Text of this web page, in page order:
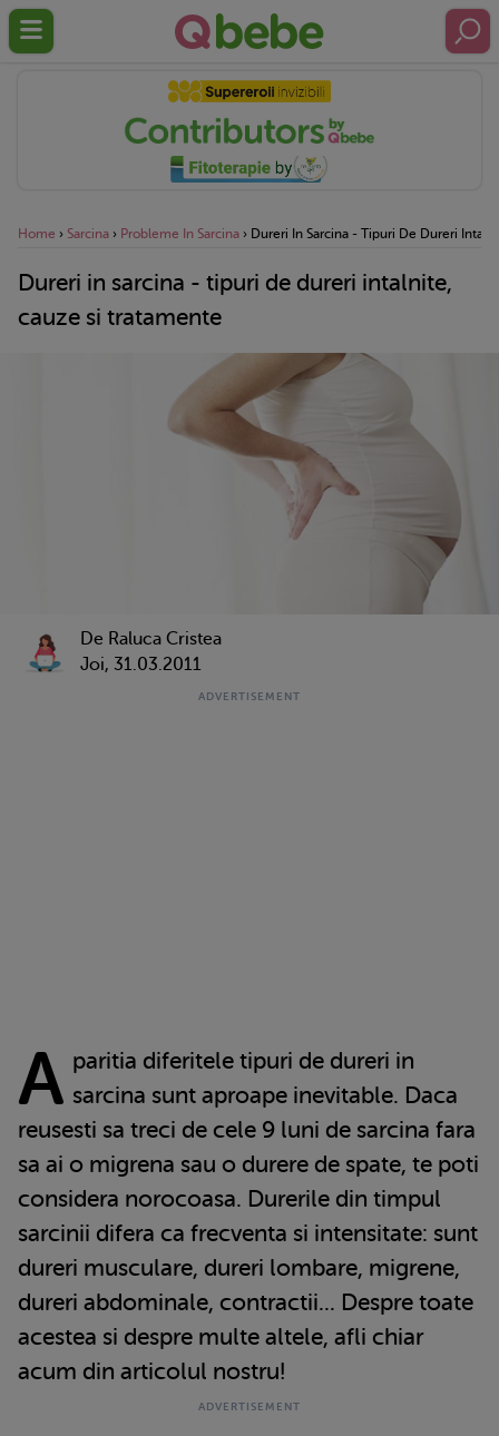
Home › Sarcina › Probleme In Sarcina › Dureri In Sarcina - Tipuri De Dureri
Dureri in sarcina - tipuri de dureri intalnite,
cauze si tratamente
De Raluca Cristea
Joi, 31.03.2011
A paritia diferitele tipuri de dureri in
sarcina sunt aproape inevitable. Daca
reusesti sa treci de cele 9 luni de sarcina fara
sa ai o migrena sau o durere de spate, te poti
considera norocoasa. Durerile din timpul
sarcinii difera ca frecventa si intensitate: sunt
dureri musculare, dureri lombare, migrene,
dureri abdominale, contractii... Despre toate
acestea si despre multe altele, afli chiar
acum din articolul nostru!